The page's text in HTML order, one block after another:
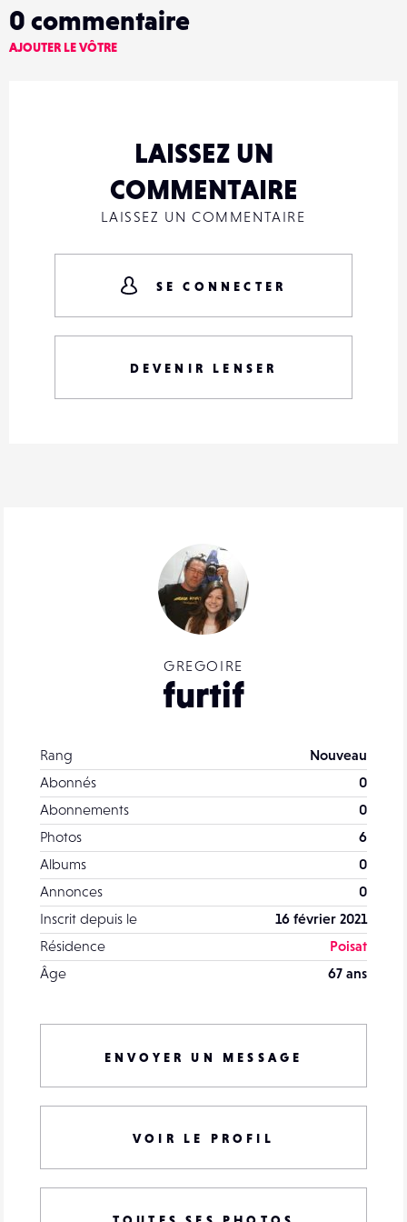
GREGOIRE
furtif
Rang
Nouveau
Abonnés
0
Abonnements
0
Photos
6
Albums
0
Annonces
0
Inscrit depuis le
16 février 2021
Résidence
Poisat
Âge
67 ans
ENVOYER UN MESSAGE
VOIR LE PROFIL
0 commentaire
AJOUTER LE VÔTRE
LAISSEZ UN
COMMENTAIRE
LAISSEZ UN COMMENTAIRE
SE CONNECTER
DEVENIR LENSER